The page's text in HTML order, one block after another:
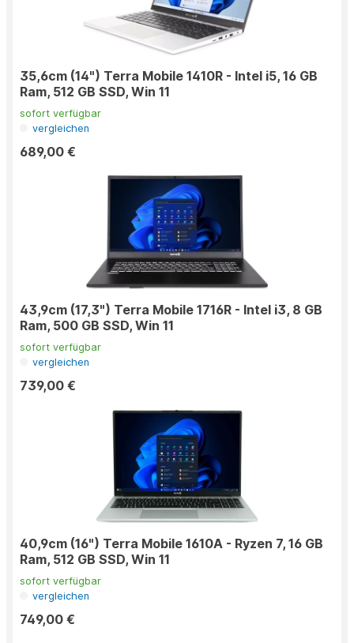
35,6cm (14") Terra Mobile 1410R - Intel i5, 16 GB
Ram, 512 GB SSD, Win 11
sofort verfügbar
vergleichen
689,00 €
43,9cm (17,3") Terra Mobile 1716R - Intel i3, 8 GB
Ram, 500 GB SSD, Win 11
sofort verfügbar
vergleichen
739,00 €
40,9cm (16") Terra Mobile 1610A - Ryzen 7, 16 GB
Ram, 512 GB SSD, Win 11
sofort verfügbar
vergleichen
749,00 €